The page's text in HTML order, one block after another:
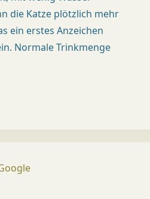
die Katze plötzlich mehr
ein erstes Anzeichen
Normale Trinkmenge